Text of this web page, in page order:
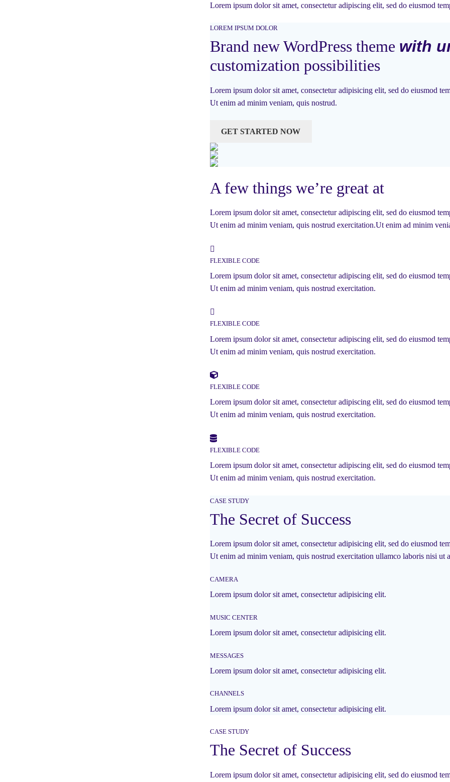
Lorem ipsum dolor sit amet, consectetur adipiscing elit, sed do eiusmod
LOREM IPSUM DOLOR
Brand new WordPress theme with
customization possibilities
Lorem ipsum dolor sit amet, consectetur adipisicing elit, sed do eiusmod
Ut enim ad minim veniam, quis nostrud.
GET STARTED NOW
A few things we’re great at
Lorem ipsum dolor sit amet, consectetur adipiscing elit, sed do eiusmod
Ut enim ad minim veniam, quis nostrud exercitation.Ut enim ad minim
FLEXIBLE CODE
Lorem ipsum dolor sit amet, consectetur adipiscing elit, sed do eiusmod
Ut enim ad minim veniam, quis nostrud exercitation.
FLEXIBLE CODE
Lorem ipsum dolor sit amet, consectetur adipiscing elit, sed do eiusmod
Ut enim ad minim veniam, quis nostrud exercitation.
FLEXIBLE CODE
Lorem ipsum dolor sit amet, consectetur adipiscing elit, sed do eiusmod
Ut enim ad minim veniam, quis nostrud exercitation.
FLEXIBLE CODE
Lorem ipsum dolor sit amet, consectetur adipiscing elit, sed do eiusmod
Ut enim ad minim veniam, quis nostrud exercitation.
CASE STUDY
The Secret of Success
Lorem ipsum dolor sit amet, consectetur adipisicing elit, sed do eiusmod
Ut enim ad minim veniam, quis nostrud exercitation ullamco laboris nisi ut
CAMERA
Lorem ipsum dolor sit amet, consectetur adipisicing elit.
MUSIC CENTER
Lorem ipsum dolor sit amet, consectetur adipisicing elit.
MESSAGES
Lorem ipsum dolor sit amet, consectetur adipisicing elit.
CHANNELS
Lorem ipsum dolor sit amet, consectetur adipisicing elit.
CASE STUDY
The Secret of Success
Lorem ipsum dolor sit amet, consectetur adipisicing elit, sed do eiusmod